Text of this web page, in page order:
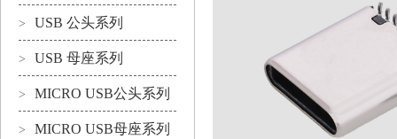
> USB 公头系列
> USB 母座系列
> MICRO USB公头系列
> MICRO USB母座系列